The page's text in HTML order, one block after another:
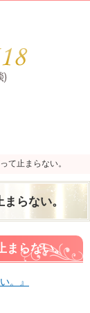
て止まらない。
らない。
(チャームカラー)
まらない。
。』
て止まらない。